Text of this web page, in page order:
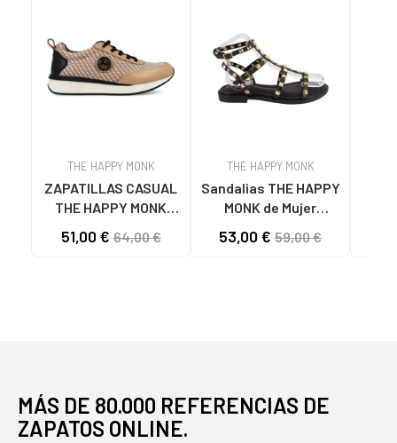
THE HAPPY MONK
ZAPATILLAS CASUAL
THE HAPPY MONK
CON LOGO DISTINTIVO
51,00 €64,00 €
THE HAPPY MONK
Sandalias THE HAPPY
MONK de Mujer
SANDALIAS DE MUJER
53,00 € 59,00 €
MÁS DE 80.000 REFERENCIAS DE
ZAPATOS ONLINE.